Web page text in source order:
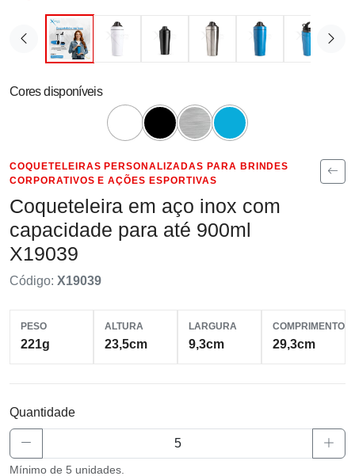
Cores disponíveis
COQUETELEIRAS PERSONALIZADAS PARA BRINDES
CORPORATIVOS E AÇÕES ESPORTIVAS
Coqueteleira em aço inox com
capacidade para até 900ml
X19039
Código: X19039
PESO
221g
ALTURA
23,5cm
LARGURA
9,3cm
COMPRIMENTO
29,3cm
Quantidade
Mínimo de 5 unidades.